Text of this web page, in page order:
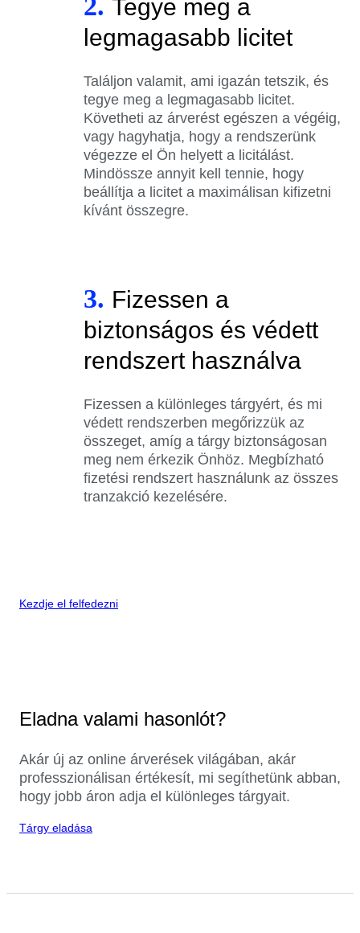
2. Tegye meg a
legmagasabb licitet
Találjon valamit, ami igazán tetszik, és
tegye meg a legmagasabb licitet.
Követheti az árverést egészen a végéig,
vagy hagyhatja, hogy a rendszerünk
végezze el Ön helyett a licitálást.
Mindössze annyit kell tennie, hogy
beállítja a licitet a maximálisan kifizetni
kívánt összegre.
3. Fizessen a
biztonságos és védett
rendszert használva
Fizessen a különleges tárgyért, és mi
védett rendszerben megőrizzük az
összeget, amíg a tárgy biztonságosan
meg nem érkezik Önhöz. Megbízható
fizetési rendszert használunk az összes
tranzakció kezelésére.
Kezdje el felfedezni
Eladna valami hasonlót?
Akár új az online árverések világában, akár
professzionálisan értékesít, mi segíthetünk abban,
hogy jobb áron adja el különleges tárgyait.
Tárgy eladása